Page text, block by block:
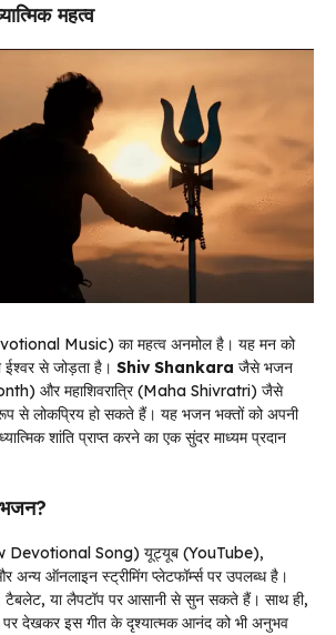
महत्व
Music) का महत्व अनमोल है। यह मन को
ईश्वर से जोड़ता है। Shiv Shankara जैसे भजन
और महाशिवरात्रि (Maha Shivratri) जैसे
से लोकप्रिय हो सकते हैं। यह भजन भक्तों को अपनी
शांति प्राप्त करने का एक सुंदर माध्यम प्रदान
Devotional Song) यूट्यूब (YouTube),
अन्य ऑनलाइन स्ट्रीमिंग प्लेटफॉर्म्स पर उपलब्ध है।
टैबलेट, या लैपटॉप पर आसानी से सुन सकते हैं। साथ ही,
पर देखकर इस गीत के दृश्यात्मक आनंद को भी अनुभव